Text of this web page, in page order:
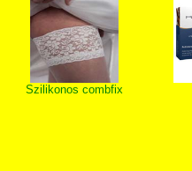
Szilikonos combfix